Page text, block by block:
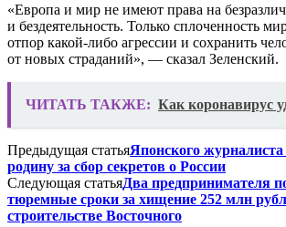
«Европа и мир не имеют права на
и бездеятельность. Только сплоченность
отпор какой-либо агрессии и сохранить
от новых страданий», — сказал Зеленский.
ЧИТАТЬ ТАКЖЕ: Как коронавирус
Предыдущая статьяЯпонского
родину за сбор секретов о России
Следующая статьяДва предпринимателя
тюремные сроки за хищение 252 млн
строительстве Восточного